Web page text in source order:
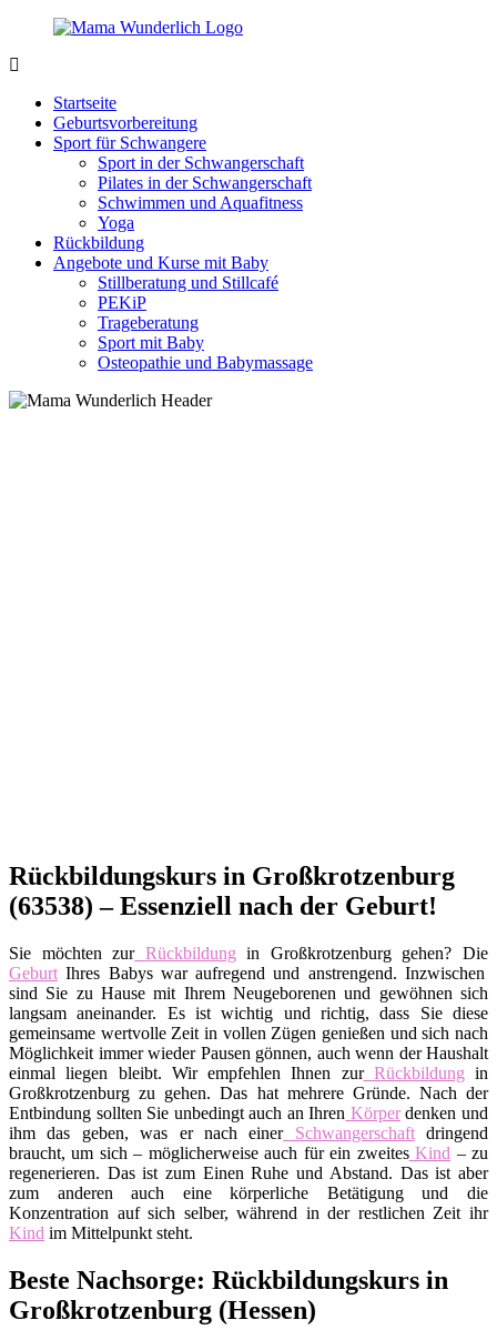
Zurück
Inhalt
sein
wunderbar!
Startseite
Geburtsvorbereitung
Sport für Schwangere
Sport in der Schwangerschaft
Pilates in der Schwangerschaft
Schwimmen und Aquafitness
Yoga
Rückbildung
Angebote und Kurse mit Baby
Stillberatung und Stillcafé
PEKiP
Trageberatung
Sport mit Baby
Osteopathie und Babymassage
Rückbildungskurs in Großkrotzenburg
(63538) – Essenziell nach der Geburt!
Sie möchten zurRückbildung in Großkrotzenburg gehen? Die
Geburt Ihres Babys war aufregend und anstrengend. Inzwischen
sind Sie zu Hause mit Ihrem Neugeborenen und gewöhnen sich
langsam aneinander. Es ist wichtig und richtig, dass Sie diese
gemeinsame wertvolle Zeit in vollen Zügen genießen und sich nach
Möglichkeit immer wieder Pausen gönnen, auch wenn der Haushalt
einmal liegen bleibt. Wir empfehlen Ihnen zurRückbildung in
Großkrotzenburg zu gehen. Das hat mehrere Gründe. Nach der
Entbindung sollten Sie unbedingt auch an Ihren Körperdenken und
ihm das geben, was er nach einerSchwangerschaftdringend
braucht, um sich – möglicherweise auch für ein zweitesKind – zu
regenerieren. Das ist zum Einen Ruhe und Abstand. Das ist aber
zum anderen auch eine körperliche Betätigung und die
Konzentration auf sich selber, während in der restlichen Zeit ihr
Kind im Mittelpunkt steht.
Beste Nachsorge: Rückbildungskurs in
Großkrotzenburg (Hessen)